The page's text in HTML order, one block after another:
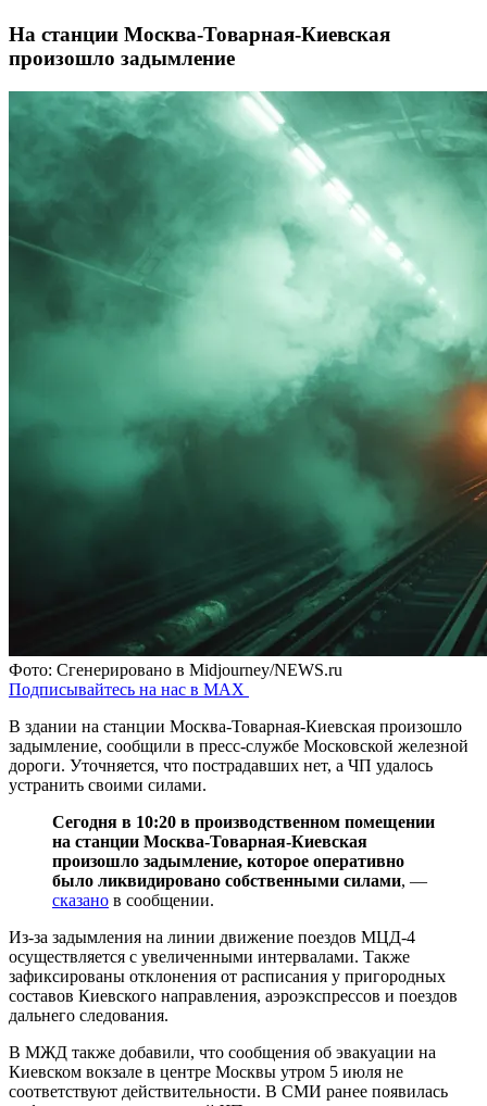
На станции Москва-Товарная-Киевская
произошло задымление
Фото: Сгенерировано в Midjourney/NEWS.ru
Подписывайтесь на нас в MAX
В здании на станции Москва-Товарная-Киевская произошло
задымление, сообщили в пресс-службе Московской железной
дороги. Уточняется, что пострадавших нет, а ЧП удалось
устранить своими силами.
Сегодня в 10:20 в производственном помещении
на станции Москва-Товарная-Киевская
произошло задымление, которое оперативно
было ликвидировано собственными силами, —
сказано в сообщении.
Из-за задымления на линии движение поездов МЦД-4
осуществляется с увеличенными интервалами. Также
зафиксированы отклонения от расписания у пригородных
составов Киевского направления, аэроэкспрессов и поездов
дальнего следования.
В МЖД также добавили, что сообщения об эвакуации на
Киевском вокзале в центре Москвы утром 5 июля не
соответствуют действительности. В СМИ ранее появилась